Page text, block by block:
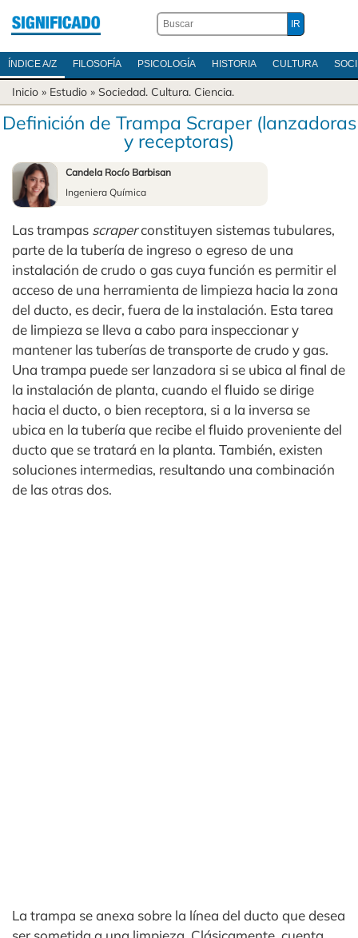
ÍNDICE A/Z FILOSOFÍA PSICOLOGÍA HISTORIA CULTURA
Inicio » Estudio » Sociedad. Cultura. Ciencia.
Definición de Trampa Scraper (lanzadoras
y receptoras)
Candela Rocío Barbisan
Ingeniera Química
Las trampas scraperconstituyen sistemas tubulares,
parte de la tubería de ingreso o egreso de una
instalación de crudo o gas cuya función es permitir el
acceso de una herramienta de limpieza hacia la zona
del ducto, es decir, fuera de la instalación. Esta tarea
de limpieza se lleva a cabo para inspeccionar y
mantener las tuberías de transporte de crudo y gas.
Una trampa puede ser lanzadora si se ubica al final de
la instalación de planta, cuando el fluido se dirige
hacia el ducto, o bien receptora, si a la inversa se
ubica en la tubería que recibe el fluido proveniente del
ducto que se tratará en la planta. También, existen
soluciones intermedias, resultando una combinación
de las otras dos.
La trampa se anexa sobre la línea del ducto que desea